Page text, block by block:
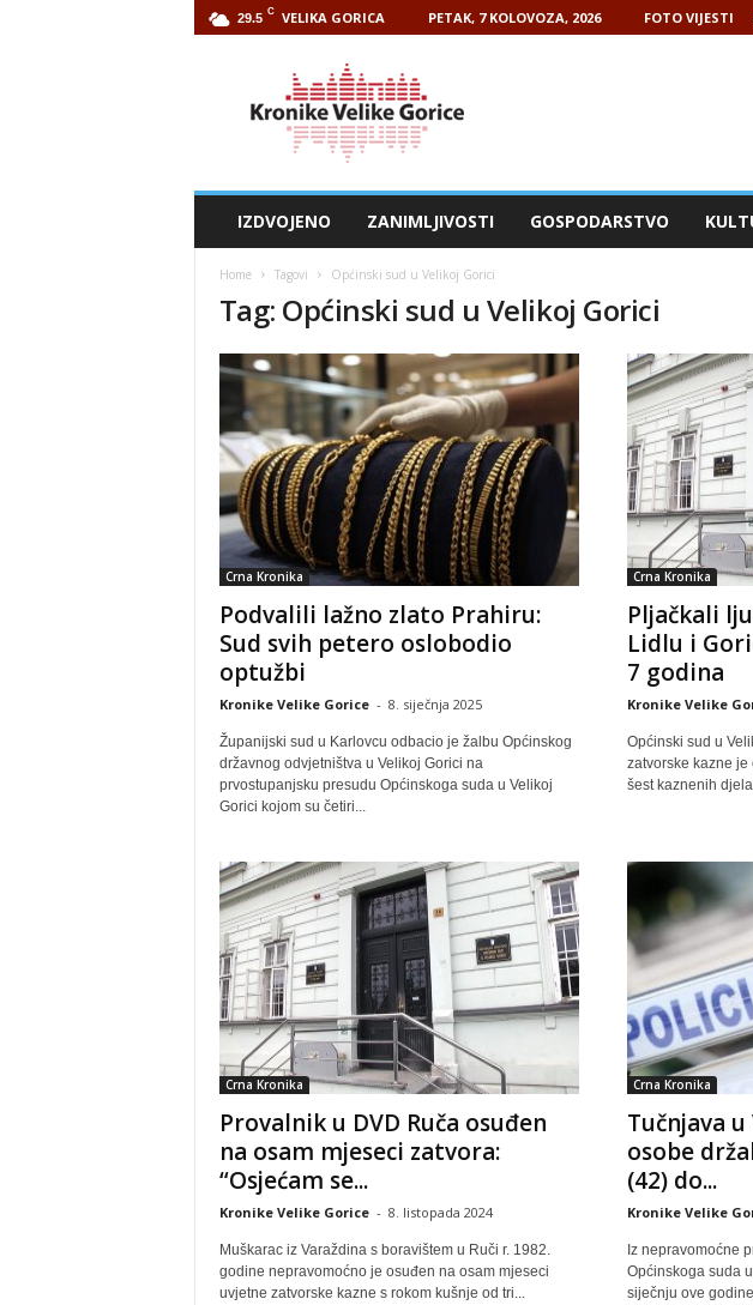
29.5 C VELIKA GORICA PETAK, 7 KOLOVOZA, 2026 FOTO VIJESTI
IZDVOJENO ZANIMLJIVOSTI GOSPODARSTVO
Home Tagovi Općinski sud u Velikoj Gorici
Tag: Općinski sud u Velikoj Gorici
Crna Kronika
Podvalili lažno zlato Prahiru:
Sud svih petero oslobodio
optužbi
Kronike Velike Gorice - 8. siječnja 2025
Županijski sud u Karlovcu odbacio je žalbu Općinskog
državnog odvjetništva u Velikoj Gorici na
prvostupanjsku presudu Općinskoga suda u Velikoj
Gorici kojom su četiri...
Crna Kronika
Pljačkali
Lidlu i
7 godina
Kronike Velike
Općinski sud u
zatvorske kazne
šest kaznenih
Crna Kronika
Provalnik u DVD Ruča osuđen
na osam mjeseci zatvora:
“Osjećam se...
Kronike Velike Gorice - 8. listopada 2024
Muškarac iz Varaždina s boravištem u Ruči r. 1982.
godine nepravomoćno je osuđen na osam mjeseci
uvjetne zatvorske kazne s rokom kušnje od tri...
Crna Kronika
Tučnjava
osobe
(42) do...
Kronike Velike
Iz nepravomoćne
Općinskoga suda
siječnju ove